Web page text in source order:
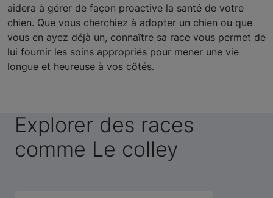
aidera à gérer de façon proactive la santé de votre
chien. Que vous cherchiez à adopter un chien ou que
vous en ayez déjà un, connaître sa race vous permet de
lui fournir les soins appropriés pour mener une vie
longue et heureuse à vos côtés.
Explorer des races
comme Le colley